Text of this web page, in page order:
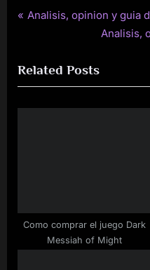
Post
P
v
i
o
t
Analisis, opinion y guia
N
t
P
Analisis,
Related Posts
Como comprar el juego Dark
Messiah of Might